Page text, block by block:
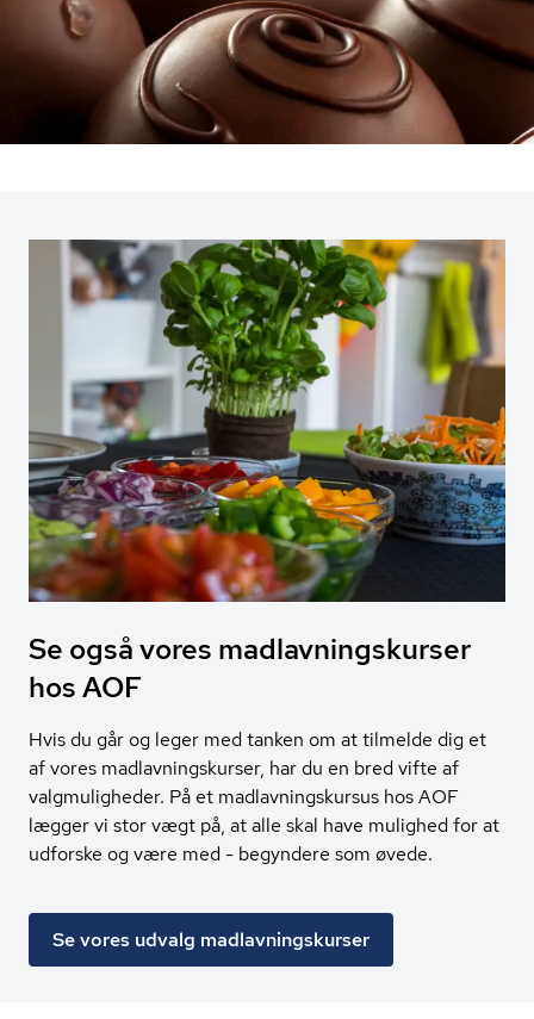
Se også vores mad­lav­nings­kur­ser
hos AOF
Hvis du går og leger med tanken om at tilmelde dig et
af vores madlavningskurser, har du en bred vifte af
valgmuligheder. På et madlavningskursus hos AOF
lægger vi stor vægt på, at alle skal have mulighed for at
udforske og være med - begyndere som øvede.
Se vores udvalg madlavningskurser